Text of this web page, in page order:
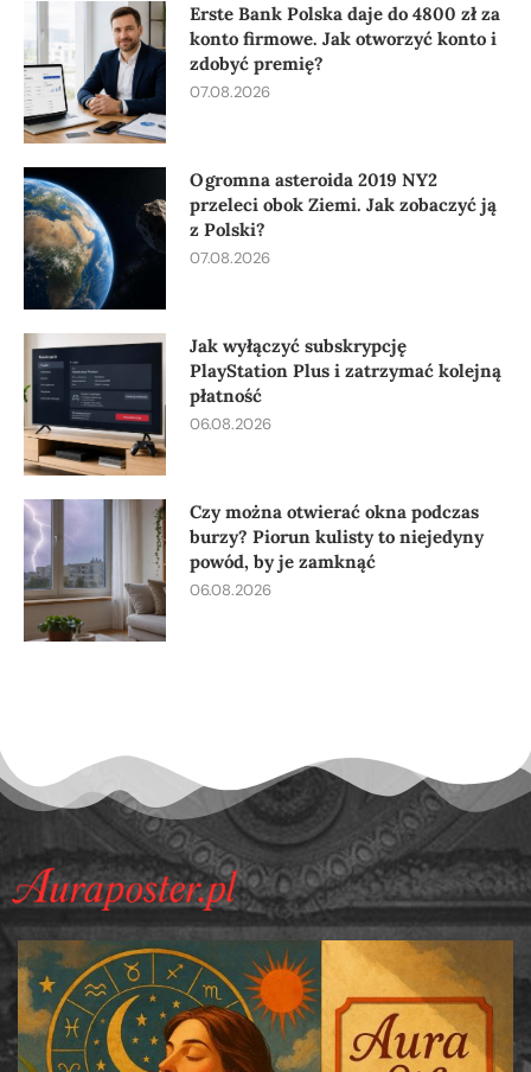
Erste Bank Polska daje do 4800 zł za
konto firmowe. Jak otworzyć konto i
zdobyć premię?
07.08.2026
Ogromna asteroida 2019 NY2
przeleci obok Ziemi. Jak zobaczyć ją
z Polski?
07.08.2026
Jak wyłączyć subskrypcję
PlayStation Plus i zatrzymać kolejną
płatność
06.08.2026
Czy można otwierać okna podczas
burzy? Piorun kulisty to niejedyny
powód, by je zamknąć
06.08.2026